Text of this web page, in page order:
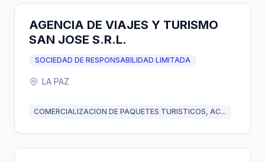
AGENCIA DE VIAJES Y TURISMO
SAN JOSE S.R.L.
SOCIEDAD DE RESPONSABILIDAD LIMITADA
LA PAZ
COMERCIALIZACION DE PAQUETES TURISTICOS, AC...